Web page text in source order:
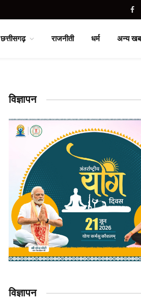
छत्तीसगढ़ राजनीती धर्म अन्य
विज्ञापन
विज्ञापन